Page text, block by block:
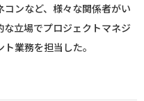
ンなど、様々な関係者がい
立場でプロジェクトマネジ
業務を担当した。